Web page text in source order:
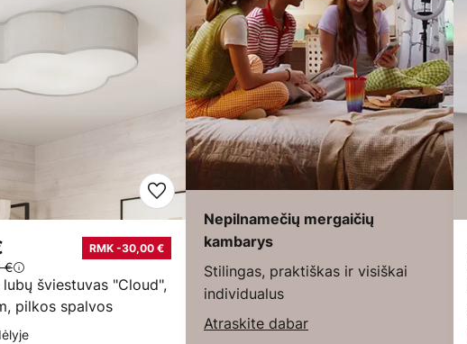
šviestuvas "Cloud",
pilkos spalvos
RMK -30,00 €
€
Nepilnamečių mergaičių
kambarys
Stilingas, praktiškas ir visiškai
individualus
Atraskite dabar